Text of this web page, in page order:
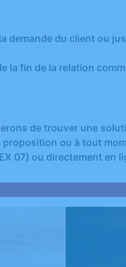
du client ou
la fin de la relation
de trouver une
ou à tout
07) ou directement en